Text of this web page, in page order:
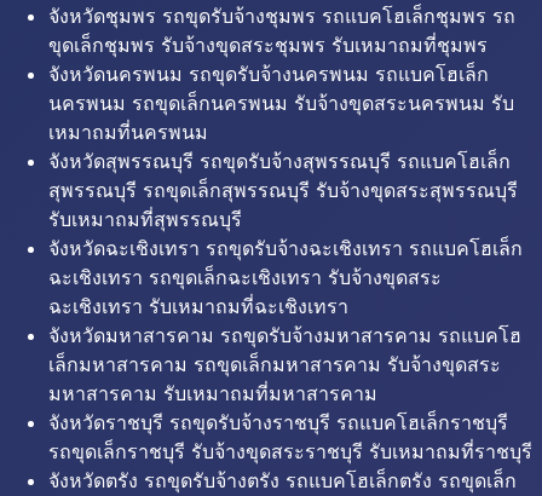
จังหวัดชุมพร รถขุดรับจ้างชุมพร รถแบคโฮเล็กชุมพร รถ
ขุดเล็กชุมพร รับจ้างขุดสระชุมพร รับเหมาถมที่ชุมพร
จังหวัดนครพนม รถขุดรับจ้างนครพนม รถแบคโฮเล็ก
นครพนม รถขุดเล็กนครพนม รับจ้างขุดสระนครพนม รับ
เหมาถมที่นครพนม
จังหวัดสุพรรณบุรี รถขุดรับจ้างสุพรรณบุรี รถแบคโฮเล็ก
สุพรรณบุรี รถขุดเล็กสุพรรณบุรี รับจ้างขุดสระสุพรรณบุรี
รับเหมาถมที่สุพรรณบุรี
จังหวัดฉะเชิงเทรา รถขุดรับจ้างฉะเชิงเทรา รถแบคโฮเล็ก
ฉะเชิงเทรา รถขุดเล็กฉะเชิงเทรา รับจ้างขุดสระ
ฉะเชิงเทรา รับเหมาถมที่ฉะเชิงเทรา
จังหวัดมหาสารคาม รถขุดรับจ้างมหาสารคาม รถแบคโฮ
เล็กมหาสารคาม รถขุดเล็กมหาสารคาม รับจ้างขุดสระ
มหาสารคาม รับเหมาถมที่มหาสารคาม
จังหวัดราชบุรี รถขุดรับจ้างราชบุรี รถแบคโฮเล็กราชบุรี
รถขุดเล็กราชบุรี รับจ้างขุดสระราชบุรี รับเหมาถมที่ราชบุรี
จังหวัดตรัง รถขุดรับจ้างตรัง รถแบคโฮเล็กตรัง รถขุดเล็ก